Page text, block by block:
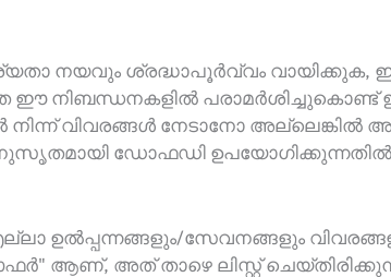
നയവും ശ്രദ്ധാപൂർവ്വം വായിക്കുക, ഇത്
ഈ നിബന്ധനകളിൽ
നിന്ന് വിവരങ്ങൾ നേടാനോ
ഡോഫഡി ഉപയോഗിക്കുന്നതിൽ
എല്ലാ ഉൽപ്പന്നങ്ങളും/സേവനങ്ങളും
ആണ്, അത് താഴെ ലിസ്റ്റ്